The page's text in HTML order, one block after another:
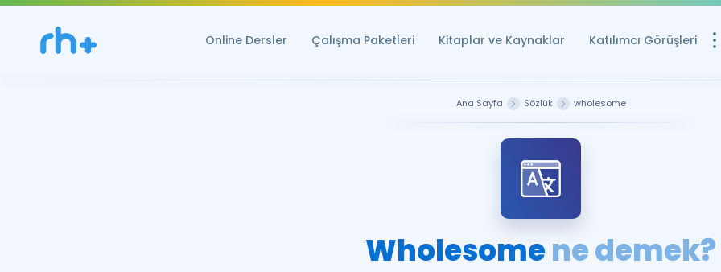
Online Dersler Çalışma Paketleri Kitaplar ve Kaynaklar Katılımcı Görüşleri
Ücretsiz
YDS ve YÖKDİL
Ana Sayfa Sözlük wholesome
Wholesomene demek?